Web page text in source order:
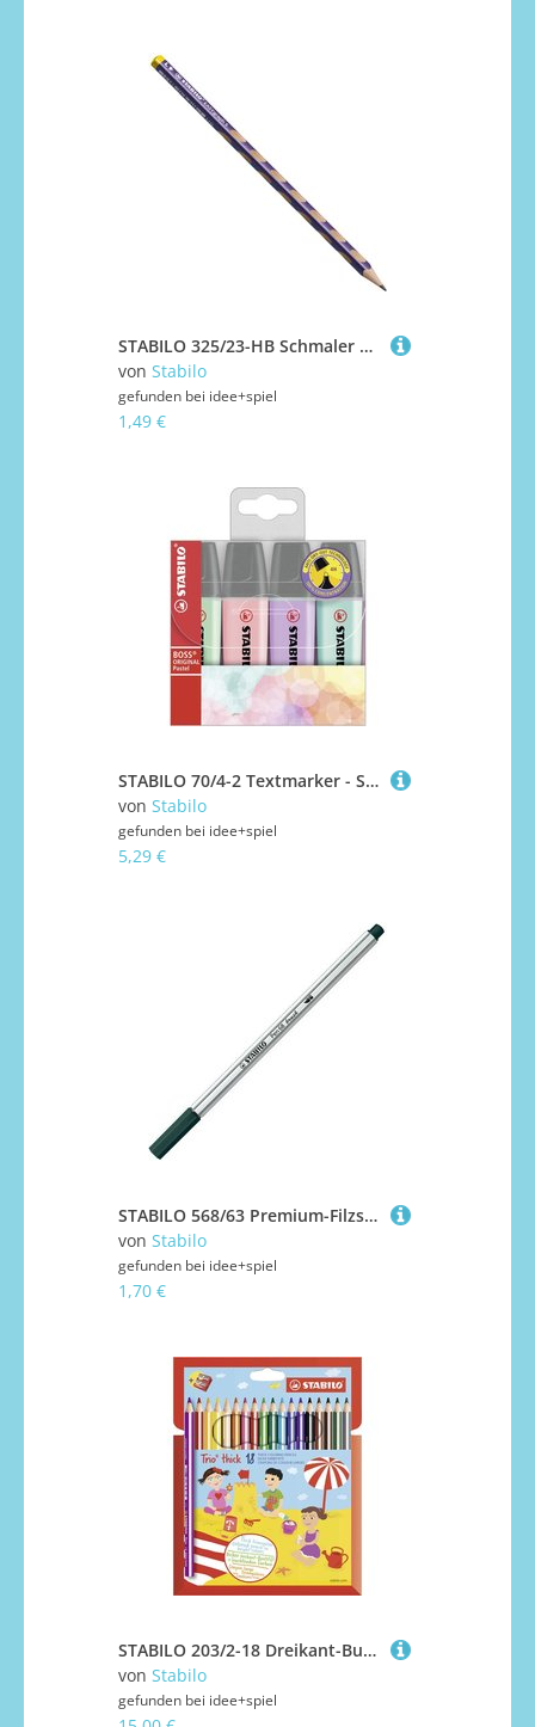
STABILO 325/23-HB Schmaler Dreikant-Bleistift für Linkshänder - STABILO EASYgraph S Metallic Edition in metallic Violett - Einzelstift - Härtegrad HB
von Stabilo
gefunden bei idee+spiel
1,49 €
STABILO 70/4-2 Textmarker - STABILO BOSS ORIGINAL Pastel - 4er Pack - Hauch von Minzgrün, rosiges Rouge, Schimmer von Lila, zartes Türkis
von Stabilo
gefunden bei idee+spiel
5,29 €
STABILO 568/63 Premium-Filzstift mit Pinselspitze für variable Strichstärken - STABILO Pen 68 brush - Einzelstift - grünerde
von Stabilo
gefunden bei idee+spiel
1,70 €
STABILO 203/2-18 Dreikant-Buntstift - STABILO Trio dick - 18er Pack - mit 18 verschiedenen Farben und Spitzer
von Stabilo
gefunden bei idee+spiel